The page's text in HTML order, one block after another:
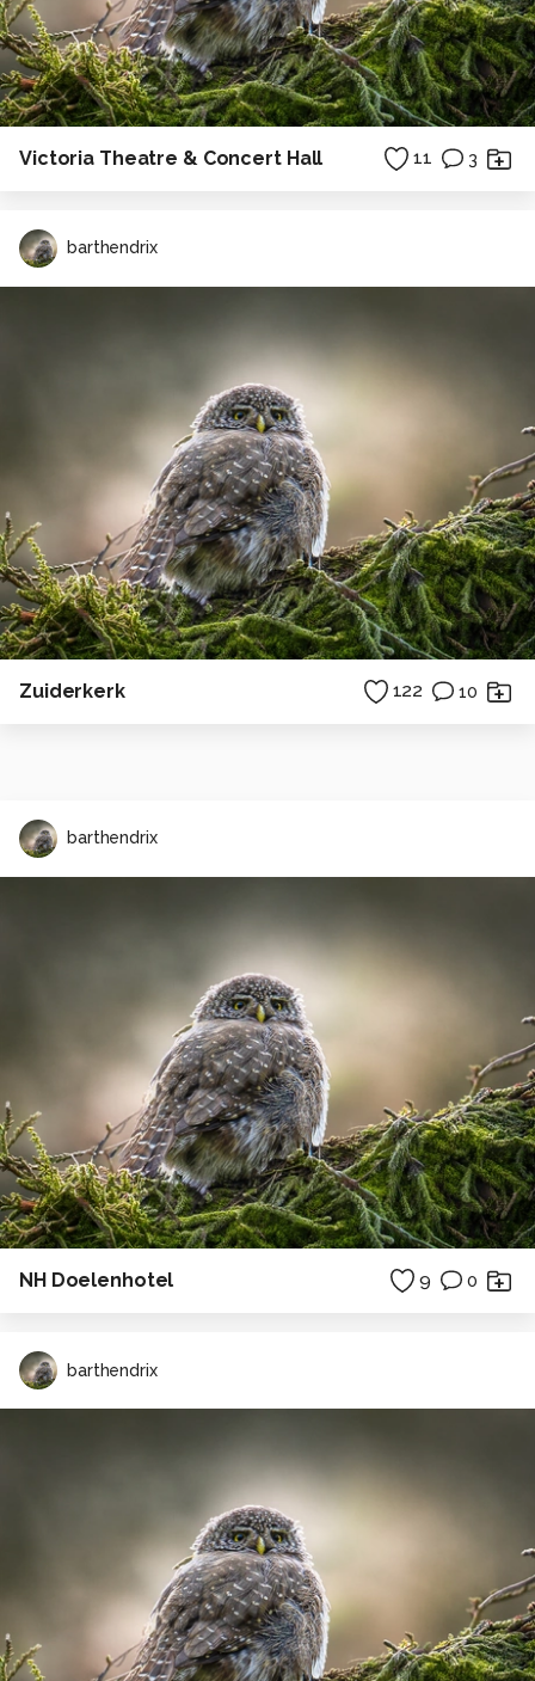
Victoria Theatre & Concert Hall 11 3
barthendrix
Zuiderkerk 122 10
barthendrix
NH Doelenhotel 9 0
barthendrix